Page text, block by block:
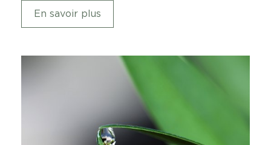
En savoir plus